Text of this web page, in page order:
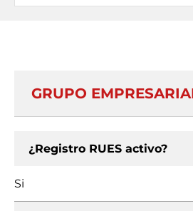
GRUPO
¿Registro RUES activo?
Si